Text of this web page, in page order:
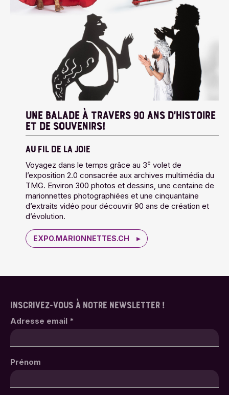
UNE BALADE À TRAVERS 90 ANS D’HISTOIRE
ET DE SOUVENIRS!
AU FIL DE LA JOIE
Voyagez dans le temps grâce au 3e volet de
l’exposition 2.0 consacrée aux archives multimédia du
TMG. Environ 300 photos et dessins, une centaine de
marionnettes photographiées et une cinquantaine
d’extraits vidéo pour découvrir 90 ans de création et
d’évolution.
EXPO.MARIONNETTES.CH
INSCRIVEZ-VOUS À NOTRE NEWSLETTER !
Adresse email *
Prénom